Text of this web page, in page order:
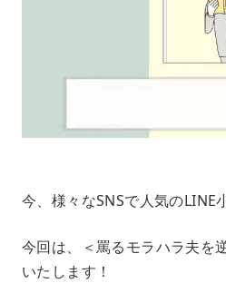
今、様々なSNSで人気のLINE
今回は、＜罵るモラハラ夫を
いたします！